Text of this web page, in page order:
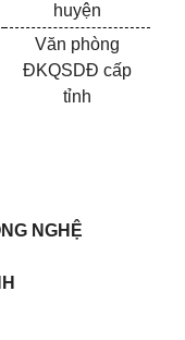
huyện
Văn phòng
ĐKQSDĐ cấp
tỉnh
NGHỆ